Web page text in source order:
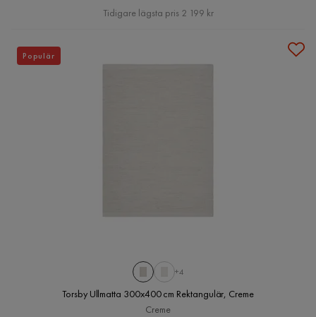
Pris
Tidigare lägsta pris 2 199 kr
+4
Torsby Ullmatta 300x400 cm Rektangulär, Creme
Creme
Populär